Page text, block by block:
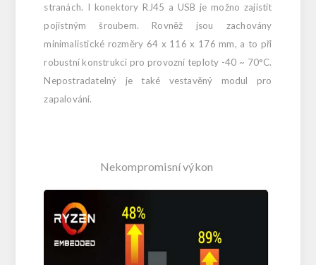
stranách. I konektory RJ45 a USB je možno zajistit
pojistným šroubem. Rovněž jsou zachovány
minimalistické rozměry 64 x 116 x 176 mm, a to při
robustní konstrukci pro provozní teploty -40 ~ 70°C.
Nepostradatelný je také vestavěný modul pro
zapalování.
Nekompromisní výkon